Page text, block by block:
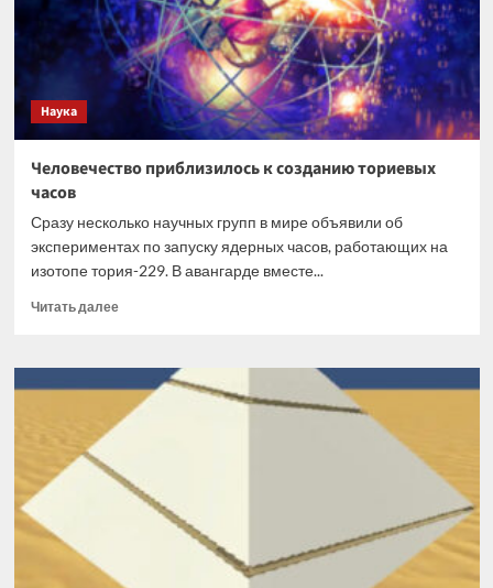
инфаркта
создали
в
МФТИ
Наука
Человечество приблизилось к созданию ториевых
часов
Сразу несколько научных групп в мире объявили об
экспериментах по запуску ядерных часов, работающих на
изотопе тория-229. В авангарде вместе...
Читать далееПрочитать
Человечество
приблизилось
созданию
часов